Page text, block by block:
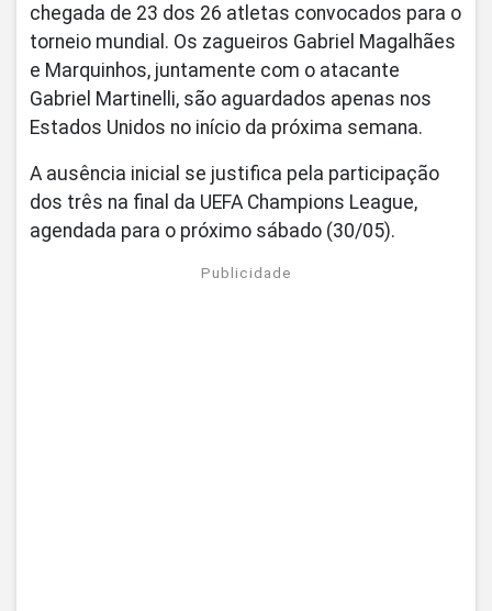
chegada de 23 dos 26 atletas convocados para o
torneio mundial. Os zagueiros Gabriel Magalhães
e Marquinhos, juntamente com o atacante
Gabriel Martinelli, são aguardados apenas nos
Estados Unidos no início da próxima semana.
A ausência inicial se justifica pela participação
dos três na final da UEFA Champions League,
agendada para o próximo sábado (30/05).
Publicidade